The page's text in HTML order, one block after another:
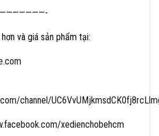
và giá sản phẩm tại:
channel/
xedienchobehcm